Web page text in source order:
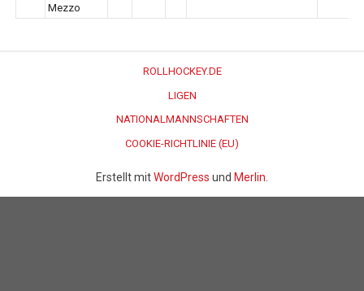
Mezzo
ROLLHOCKEY.DE
LIGEN
NATIONALMANNSCHAFTEN
COOKIE-RICHTLINIE (EU)
Erstellt mitWordPress und Merlin